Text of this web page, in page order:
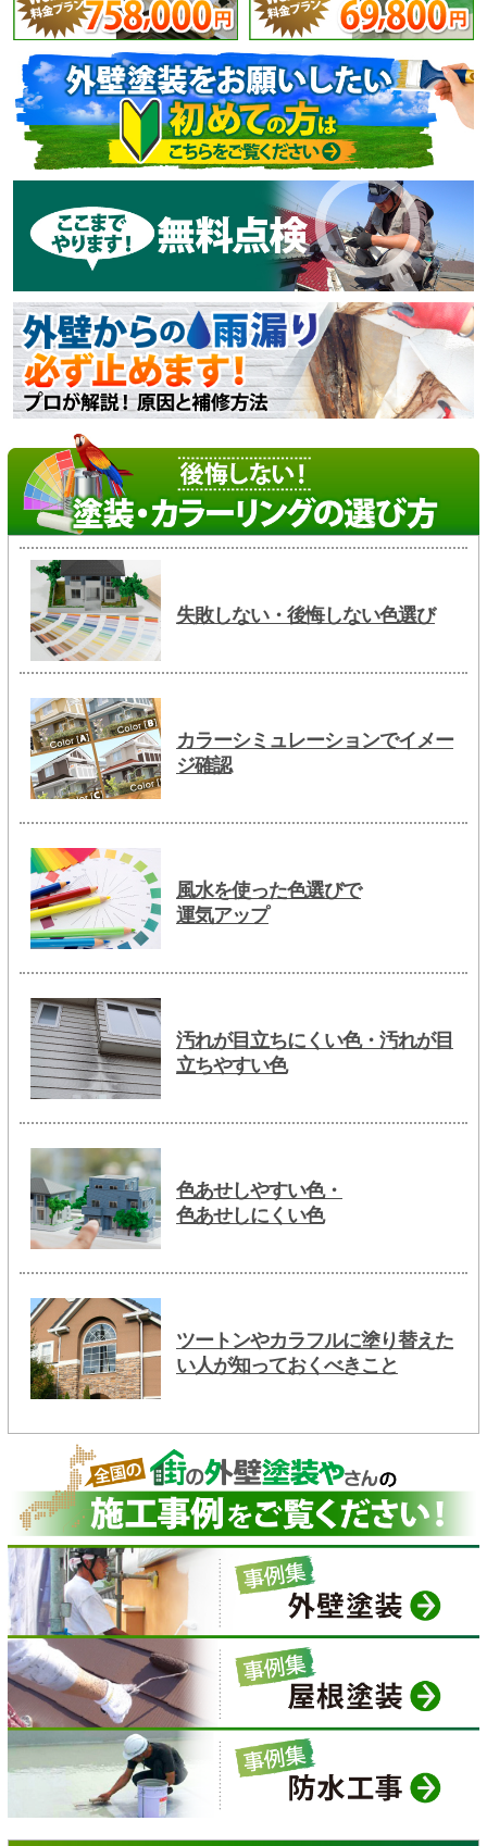
失敗しない・後悔しない色選び
カラーシミュレーションでイメー
ジ確認
風水を使った色選びで
運気アップ
汚れが目立ちにくい色・汚れが目
立ちやすい色
色あせしやすい色・
色あせしにくい色
ツートンやカラフルに塗り替えた
い人が知っておくべきこと